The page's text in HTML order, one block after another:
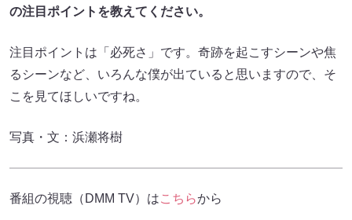
の注目ポイントを教えてください。
注目ポイントは「必死さ」です。奇跡を起こすシーンや焦
るシーンなど、いろんな僕が出ていると思いますので、そ
こを見てほしいですね。
写真・文：浜瀬将樹​​
番組の視聴（DMM TV）はこちらから